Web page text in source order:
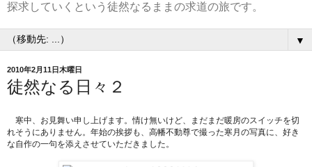
探求していくという徒然なるままの求道の旅です。
▼
2010年2月11日木曜日
徒然なる日々２
寒中、お見舞い申し上げます。情け無いけど、まだまだ暖房のスイッチを切
れそうにありません。年始の挨拶も、高幡不動尊で撮った寒月の写真に、好き
な自作の一句を添えさせていただきました。